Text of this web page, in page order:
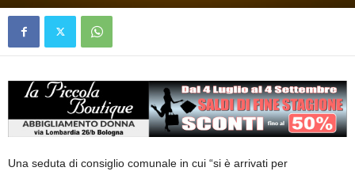
Una seduta di consiglio comunale in cui “si è arrivati per